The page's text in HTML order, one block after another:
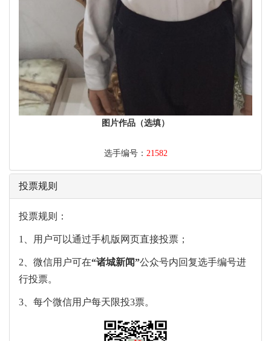
图片作品（选填）
选手编号： 21582
投票规则
投票规则：
1、用户可以通过手机版网页直接投票；
2、微信用户可在“诸城新闻”公众号内回复选手编号进
行投票。
3、每个微信用户每天限投3票。